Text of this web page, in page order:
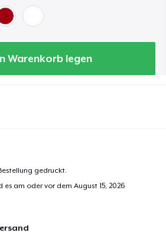
Warenkorb legen
gedruckt.
es am oder vor demAugust 15, 2026